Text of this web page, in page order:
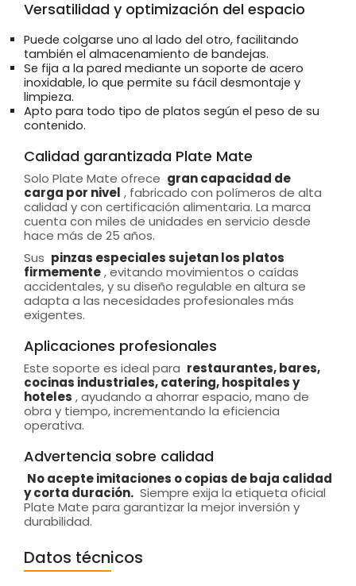
Versatilidad y optimización del espacio
Puede colgarse uno al lado del otro, facilitando
también el almacenamiento de bandejas.
Se fija a la pared mediante un soporte de acero
inoxidable, lo que permite su fácil desmontaje y
limpieza.
Apto para todo tipo de platos según el peso de su
contenido.
Calidad garantizada Plate Mate
Solo Plate Mate ofrece gran capacidad de
carga por nivel , fabricado con polímeros de alta
calidad y con certificación alimentaria. La marca
cuenta con miles de unidades en servicio desde
hace más de 25 años.
Sus pinzas especiales sujetan los platos
firmemente, evitando movimientos o caídas
accidentales, y su diseño regulable en altura se
adapta a las necesidades profesionales más
exigentes.
Aplicaciones profesionales
Este soporte es ideal para restaurantes, bares,
cocinas industriales, catering, hospitales y
hoteles , ayudando a ahorrar espacio, mano de
obra y tiempo, incrementando la eficiencia
operativa.
Advertencia sobre calidad
No acepte imitaciones o copias de baja calidad
y corta duración. Siempre exija la etiqueta oficial
Plate Mate para garantizar la mejor inversión y
durabilidad.
Datos técnicos